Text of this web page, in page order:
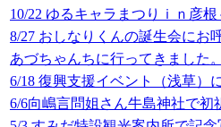
10/22 ゆるキャラまつりｉｎ彦
8/27 おしなりくんの誕生会にお
あづちゃんちに行ってきました。
6/18 復興支援イベント（浅草）
6/6向嶋言問姐さん牛島神社で初